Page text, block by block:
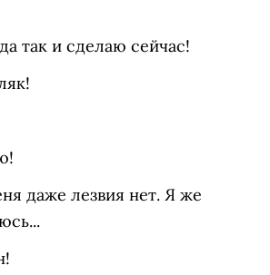
так и сделаю сейчас!
даже лезвия нет. Я же